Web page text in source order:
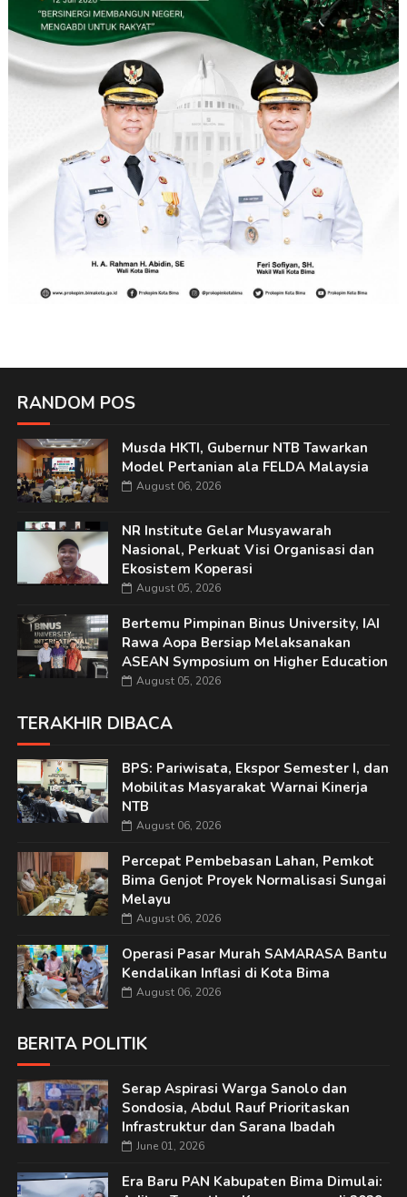
RANDOM POS
Musda HKTI, Gubernur NTB Tawarkan
Model Pertanian ala FELDA Malaysia
August 06, 2026
NR Institute Gelar Musyawarah
Nasional, Perkuat Visi Organisasi dan
Ekosistem Koperasi
August 05, 2026
Bertemu Pimpinan Binus University, IAI
Rawa Aopa Bersiap Melaksanakan
ASEAN Symposium on Higher Education
August 05, 2026
TERAKHIR DIBACA
BPS: Pariwisata, Ekspor Semester I, dan
Mobilitas Masyarakat Warnai Kinerja
NTB
August 06, 2026
Percepat Pembebasan Lahan, Pemkot
Bima Genjot Proyek Normalisasi Sungai
Melayu
August 06, 2026
Operasi Pasar Murah SAMARASA Bantu
Kendalikan Inflasi di Kota Bima
August 06, 2026
BERITA POLITIK
Serap Aspirasi Warga Sanolo dan
Sondosia, Abdul Rauf Prioritaskan
Infrastruktur dan Sarana Ibadah
June 01, 2026
Era Baru PAN Kabupaten Bima Dimulai: